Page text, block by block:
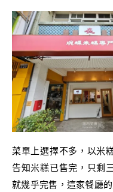
菜單上選擇不多，以米
告知米糕已售完，只剩
就幾乎完售，這家餐廳